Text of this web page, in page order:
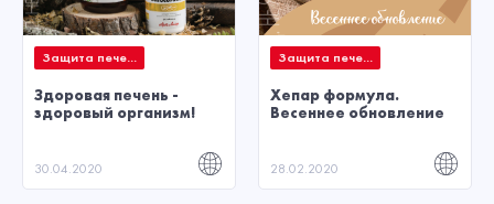
Защита пече...
Здоровая печень -
здоровый организм!
30.04.2020
Защита пече...
Хепар формула.
Весеннее обновление
28.02.2020